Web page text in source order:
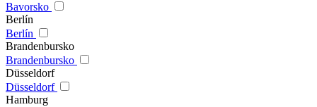
Bavorsko
Berlín
Berlín
Brandenbursko
Brandenbursko
Düsseldorf
Düsseldorf
Hamburg